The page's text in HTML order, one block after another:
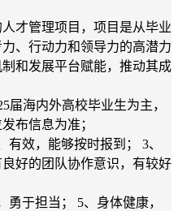
才管理项目，项目是从毕业
、行动力和领导力的高潜力
和发展平台赋能，推动其成
届海内外高校毕业生为主，
布信息为准；
效，能够按时报到； 3、
好的团队协作意识，有较好
于担当； 5、身体健康，